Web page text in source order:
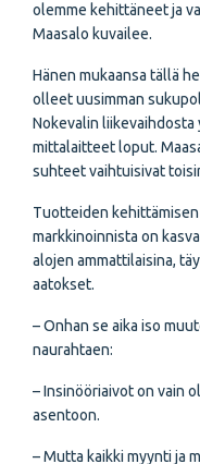
olemme kehittäneet ja
Maasalo kuvailee.
Hänen mukaansa tällä
olleet uusimman
Nokevalin
mittalaitteet loput.
suhteet vaihtuisivat
Tuotteiden
markkinoinnista on
alojen ammattilaisina,
aatokset.
– Onhan se aika iso
naurahtaen:
– Insinööriaivot on vain
asentoon.
– Mutta kaikki myynti ja